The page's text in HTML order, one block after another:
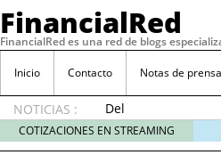
FinancialRed
FinancialRed es una red de blogs
Inicio Contacto Notas de prensa
NOTICIAS :
Del
depósito
a la
COTIZACIONES EN STREAMING